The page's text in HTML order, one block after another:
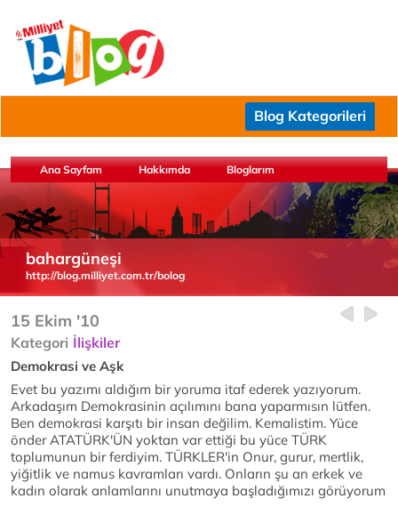
Blog Kategorileri
Ana Sayfam Hakkımda Bloglarım
bahargüneşi
http://blog.milliyet.com.tr/bolog
15 Ekim '10
Kategori İlişkiler
Demokrasi ve Aşk
Evet bu yazımı aldığım bir yoruma itaf ederek yazıyorum.
Arkadaşım Demokrasinin açılımını bana yaparmısın lütfen.
Ben demokrasi karşıtı bir insan değilim. Kemalistim. Yüce
önder ATATÜRK'ÜN yoktan var ettiği bu yüce TÜRK
toplumunun bir ferdiyim. TÜRKLER'in Onur, gurur, mertlik,
yiğitlik ve namus kavramları vardı. Onların şu an erkek ve
kadın olarak anlamlarını unutmaya başladığımızı görüyorum